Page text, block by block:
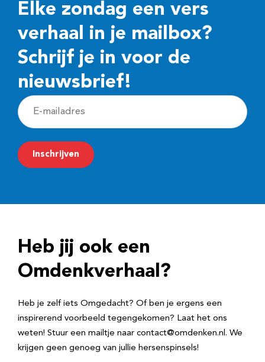
Elke zondag een vers
verhaal in je mailbox?
Schrijf je in voor de
nieuwsbrief!
E
-
m
a
r
e
Inschrijven
Heb jij ook een
Omdenkverhaal?
Heb je zelf iets Omgedacht? Of ben je ergens een
inspirerend voorbeeld tegengekomen? Laat het ons
weten! Stuur een mailtje naar contact@omdenken.nl. We
krijgen geen genoeg van jullie hersenspinsels!